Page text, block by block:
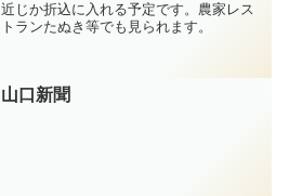
近じか折込に入れる予定です。農家レス
トランたぬき等でも見られます。
山口新聞